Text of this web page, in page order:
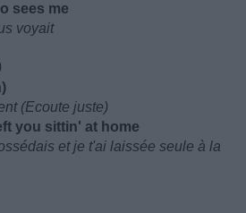
sees me
voyait
(Ecoute juste)
you sittin' at home
et je t'ai laissée seule à la